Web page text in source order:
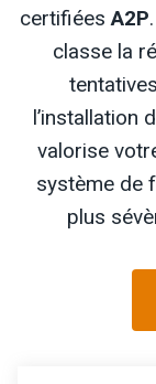
certifiéesA2P
classe la
l’installation
valorise
système de
plus